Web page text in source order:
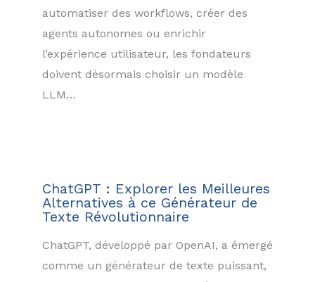
automatiser des workflows, créer des
agents autonomes ou enrichir
l’expérience utilisateur, les fondateurs
doivent désormais choisir un modèle
LLM…
ChatGPT : Explorer les Meilleures
Alternatives à ce Générateur de
Texte Révolutionnaire
ChatGPT, développé par OpenAI, a émergé
comme un générateur de texte puissant,